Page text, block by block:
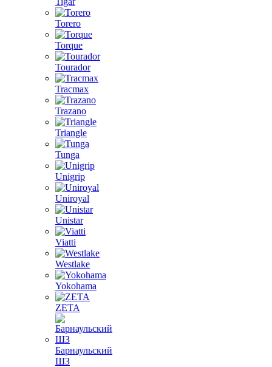
Torero
Torque
Tourador
Tracmax
Trazano
Triangle
Tunga
Unigrip
Uniroyal
Unistar
Viatti
Westlake
Yokohama
ZETA
Барнаульский
ШЗ